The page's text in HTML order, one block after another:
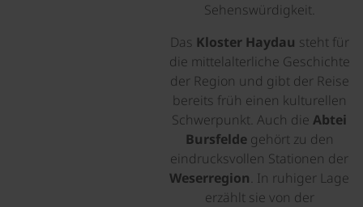
Sehenswürdigkeit.
Das Kloster Haydau steht für
die mittelalterliche Geschichte
der Region und gibt der Reise
bereits früh einen kulturellen
Schwerpunkt. Auch die Abtei
Bursfeldegehört zu den
eindrucksvollen Stationen der
Weserregion. In ruhiger Lage
erzählt sie von der